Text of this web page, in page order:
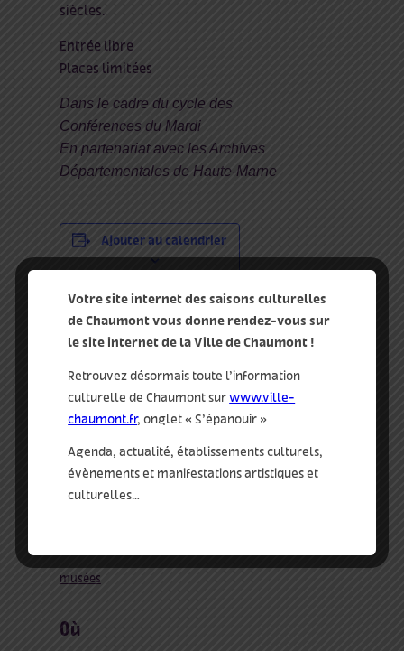
siècles.
Entrée libre
Places limitées
Dans le cadre du cycle des
Conférences du Mardi
En partenariat avec les Archives
Départementales de Haute-Marne
Ajouter au calendrier
détails
Date :
14 Nov 2023
Heure :
20:30 - 21:30
tags :
archéologie,archives,conférence,cycle,
histoire,mardi,
musées
où
Votre site internet des saisons culturelles
de Chaumont vous donne rendez-vous sur
le site internet de la Ville de Chaumont !
Retrouvez désormais toute l’information
culturelle de Chaumont surwww.ville-
chaumont.fr, onglet « S’épanouir »
Agenda, actualité, établissements culturels,
évènements et manifestations artistiques et
culturelles…